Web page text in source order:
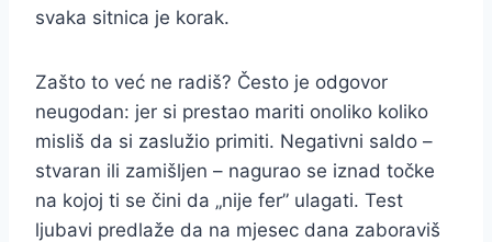
svaka sitnica je korak.
Zašto to već ne radiš? Često je odgovor
neugodan: jer si prestao mariti onoliko koliko
misliš da si zaslužio primiti. Negativni saldo –
stvaran ili zamišljen – nagurao se iznad točke
na kojoj ti se čini da „nije fer” ulagati. Test
ljubavi predlaže da na mjesec dana zaboraviš